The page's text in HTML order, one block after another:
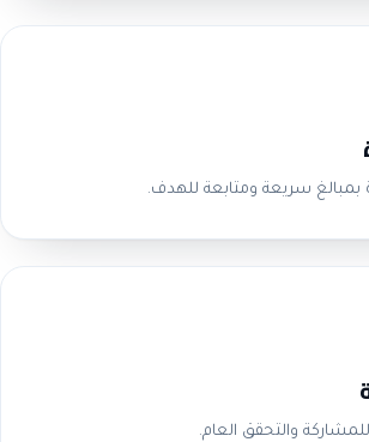
سريعة ومتابعة للهدف.
والتحقق العام.